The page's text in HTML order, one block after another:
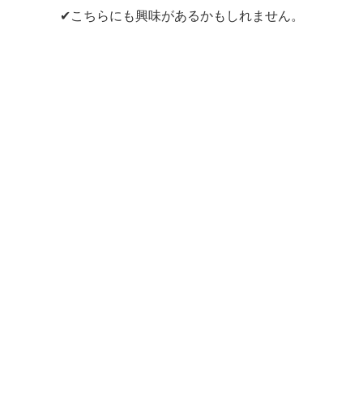
✔こちらにも興味があるかもしれません。